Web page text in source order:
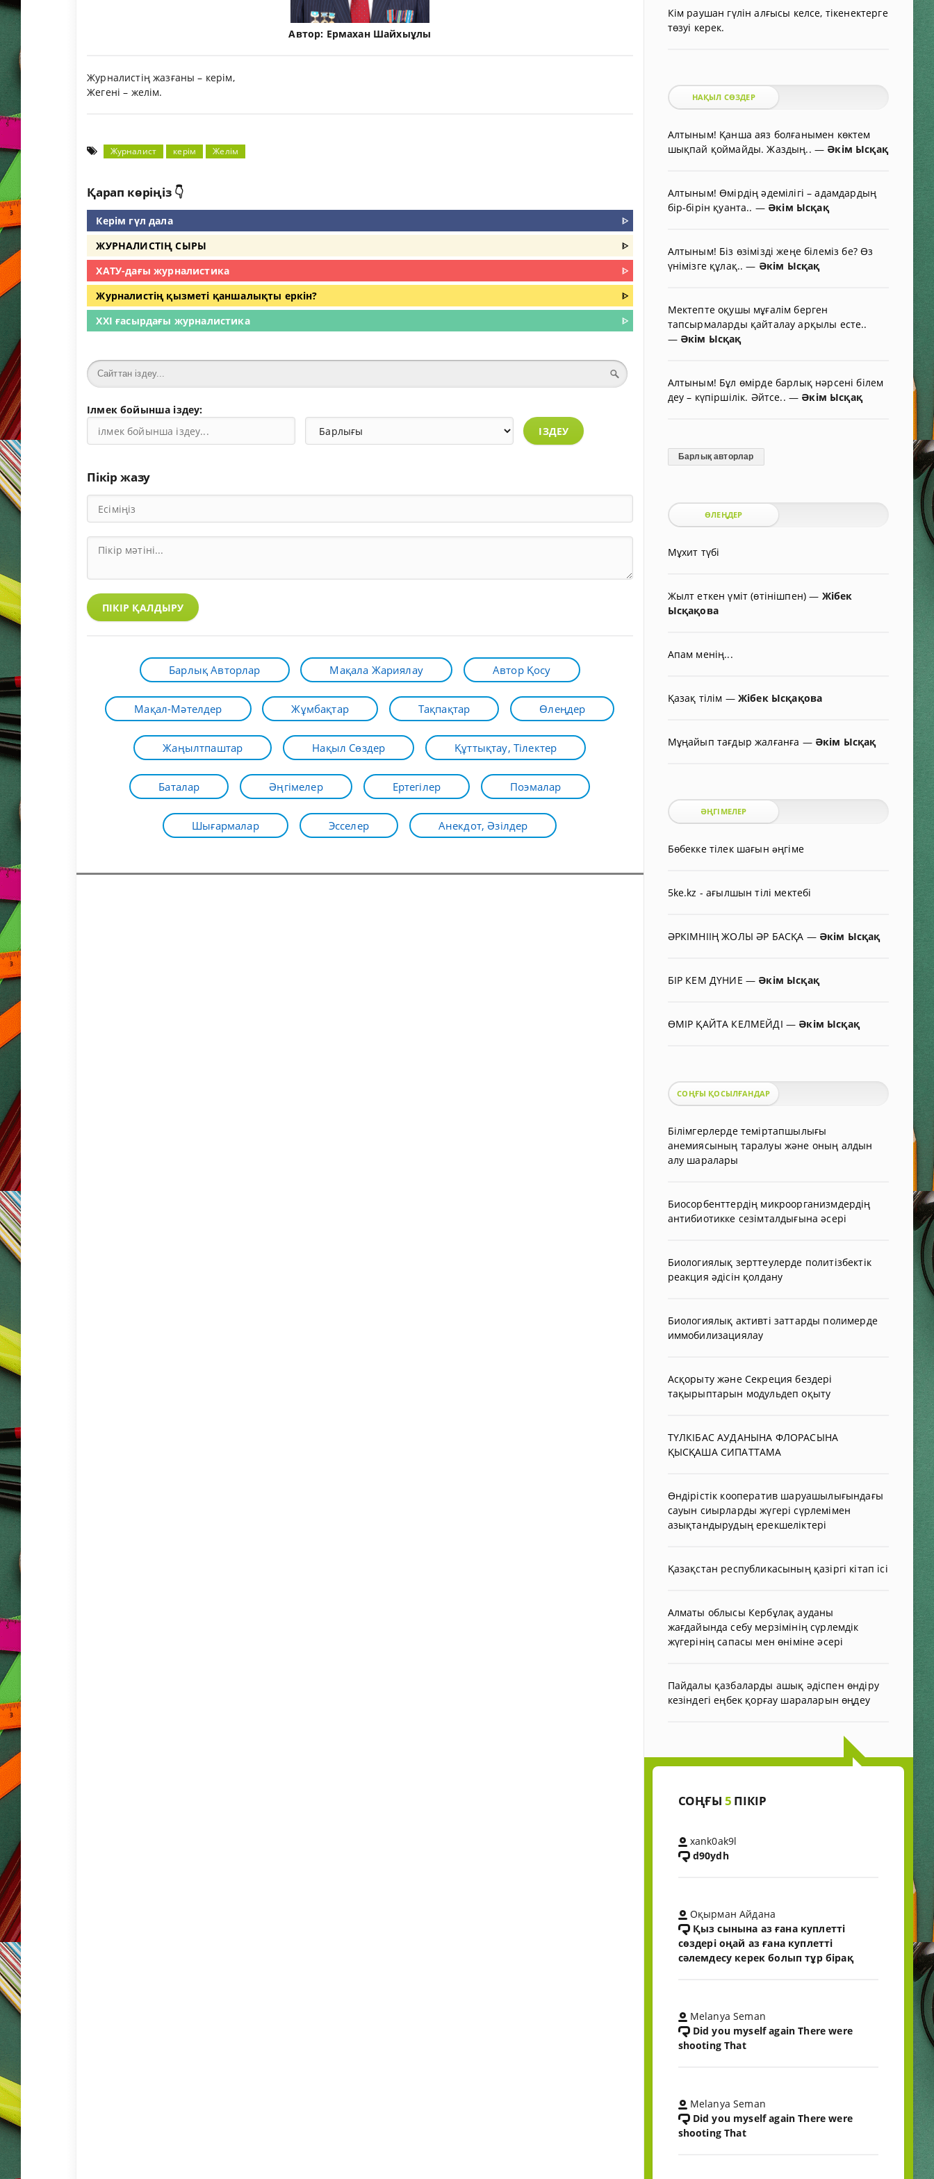
Автор: Ермахан Шайхыұлы
Журналистің жазғаны – керім,
Жегені – желім.
Журналист керім Желім
Қарап көріңіз 👇
Керім гүл дала
ᐈ
ЖУРНАЛИСТІҢ СЫРЫ
ᐈ
ХАТУ-дағы журналистика
ᐈ
Журналистің қызметі қаншалықты еркін?
ᐈ
XXI ғасырдағы журналистика
ᐈ
Ілмек бойынша іздеу:
ІЗДЕУ
Пікір жазу
ПІКІР ҚАЛДЫРУ
Барлық Авторлар Мақала Жариялау Автор Қосу
Мақал-Мәтелдер Жұмбақтар Тақпақтар Өлеңдер
Жаңылтпаштар Нақыл Сөздер Құттықтау, Тілектер
Баталар Әңгімелер Ертегілер Поэмалар
Шығармалар Эсселер Анекдот, Әзілдер
Кім раушан гүлін алғысы келсе, тікенектерге
төзуі керек.
НАҚЫЛ СӨЗДЕР
Алтыным! Қанша аяз болғанымен көктем
шықпай қоймайды. Жаздың.. — Әкім Ысқақ
Алтыным! Өмірдің әдемілігі – адамдардың
бір-бірін қуанта.. — Әкім Ысқақ
Алтыным! Біз өзімізді жеңе білеміз бе? Өз
үнімізге құлақ..— Әкім Ысқақ
Мектепте оқушы мұғалім берген
тапсырмаларды қайталау арқылы есте..
— Әкім Ысқақ
Алтыным! Бұл өмірде барлық нәрсені білем
деу – күпіршілік. Әйтсе.. — Әкім Ысқақ
Барлық авторлар
ӨЛЕҢДЕР
Мұхит түбі
Жылт еткен үміт (өтінішпен)— Жібек
Ысқақова
Апам менің...
Қазақ тілім — Жібек Ысқақова
Мұңайып тағдыр жалғанға — Әкім Ысқақ
ӘҢГІМЕЛЕР
Бөбекке тілек шағын əңгіме
5ke.kz - ағылшын тілі мектебі
ӘРКІМНІІҢ ЖОЛЫ ӘР БАСҚА — Әкім Ысқақ
БІР КЕМ ДҮНИЕ — Әкім Ысқақ
ӨМІР ҚАЙТА КЕЛМЕЙДІ — Әкім Ысқақ
СОҢҒЫ ҚОСЫЛҒАНДАР
Білімгерлерде теміртапшылығы
анемиясының таралуы және оның алдын
алу шаралары
Биосорбенттердің микроорганизмдердің
антибиотикке сезімталдығына әсері
Биологиялық зерттеулерде политізбектік
реакция әдісін қолдану
Биологиялық активті заттарды полимерде
иммобилизациялау
Асқорыту және Секреция бездері
тақырыптарын модульдеп оқыту
ТҮЛКІБАС АУДАНЫНА ФЛОРАСЫНА
ҚЫСҚАША СИПАТТАМА
Өндірістік кооператив шаруашылығындағы
сауын сиырларды жүгері сүрлемімен
азықтандырудың ерекшеліктері
Қазақстан республикасының қазіргі кітап ісі
Алматы облысы Кербұлақ ауданы
жағдайында себу мерзімінің сүрлемдік
жүгерінің сапасы мен өніміне әсері
Пайдалы қазбаларды ашық әдіспен өндіру
кезіндегі еңбек қорғау шараларын өңдеу
СОҢҒЫ 5 ПІКІР
xank0ak9l
d90ydh
Оқырман Айдана
Қыз сынына аз ғана куплетті
сөздері оңай аз ғана куплетті
сәлемдесу керек болып тұр бірақ
Melanya Seman
Did you myself again There were
shooting That
Melanya Seman
Did you myself again There were
shooting That